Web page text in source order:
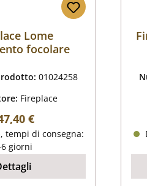
Lome
focolare
01024258
Fireplace
normale:
€
tempi di consegna:
giorni